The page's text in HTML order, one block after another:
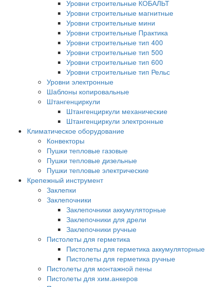
Уровни строительные КОБАЛЬТ
Уровни строительные магнитные
Уровни строительные мини
Уровни строительные Практика
Уровни строительные тип 400
Уровни строительные тип 500
Уровни строительные тип 600
Уровни строительные тип Рельс
Уровни электронные
Шаблоны копировальные
Штангенциркули
Штангенциркули механические
Штангенциркули электронные
Климатическое оборудование
Конвекторы
Пушки тепловые газовые
Пушки тепловые дизельные
Пушки тепловые электрические
Крепежный инструмент
Заклепки
Заклепочники
Заклепочники аккумуляторные
Заклепочники для дрели
Заклепочники ручные
Пистолеты для герметика
Пистолеты для герметика аккумуляторные
Пистолеты для герметика ручные
Пистолеты для монтажной пены
Пистолеты для хим.анкеров